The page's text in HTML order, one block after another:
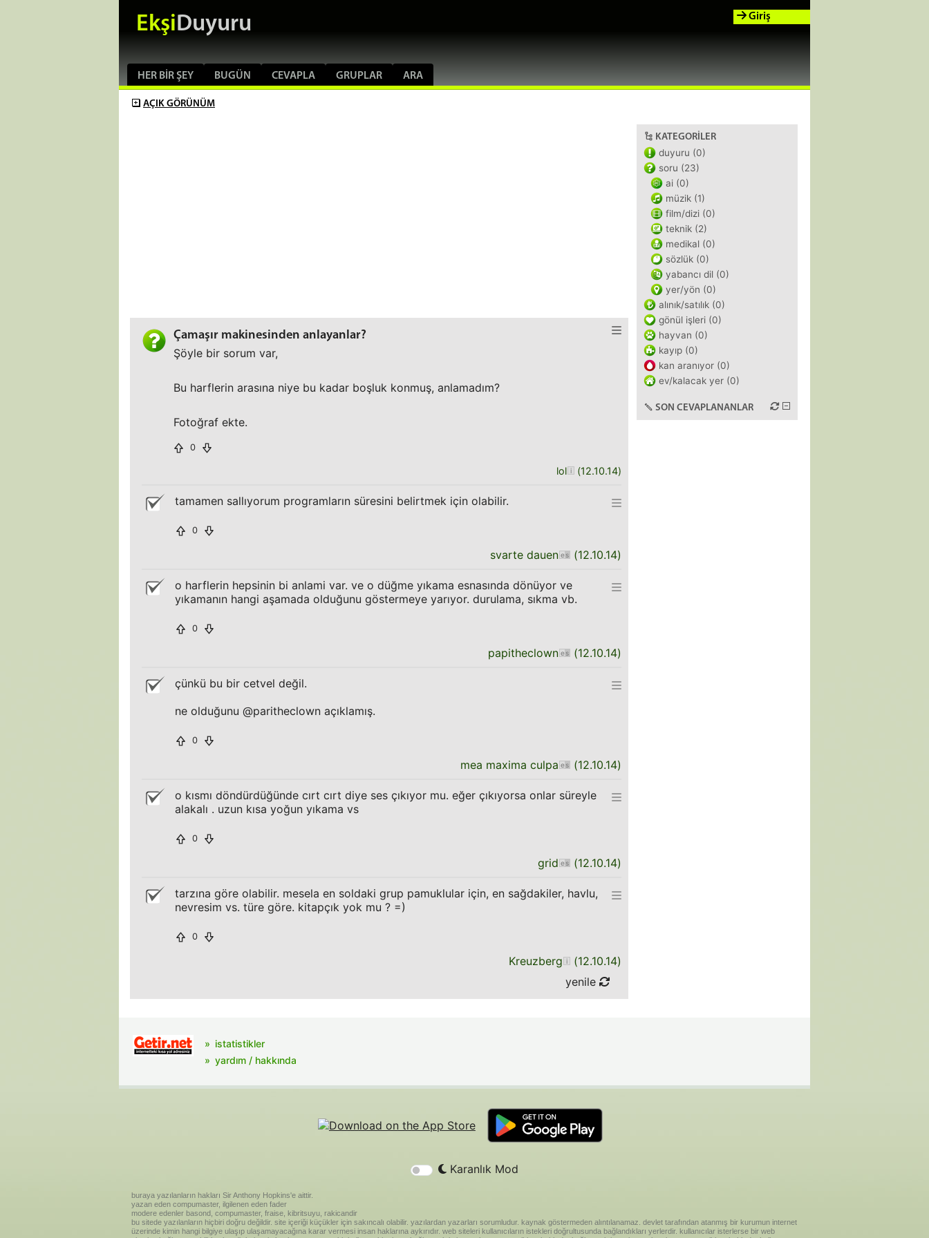
EkşiDuyuru
HER BIR ŞEY BUGÜN CEVAPLA GRUPLAR ARA
Giriş
AÇIK GÖRÜNÜM
Çamaşır makinesinden anlayanlar?
Şöyle bir sorum var,
Bu harflerin arasına niye bu kadar boşluk konmuş, anlamadım?
Fotoğraf ekte.
0
lol (12.10.14)
tamamen sallıyorum programların süresini belirtmek için olabilir.
0
svarte dauen (12.10.14)
o harflerin hepsinin bi anlami var. ve o düğme yıkama esnasında dönüyor ve
yıkamanın hangi aşamada olduğunu göstermeye yarıyor. durulama, sıkma vb.
0
papitheclown (12.10.14)
çünkü bu bir cetvel değil.
ne olduğunu @paritheclown açıklamış.
0
mea maxima culpa (12.10.14)
o kısmı döndürdüğünde cırt cırt diye ses çıkıyor mu. eğer çıkıyorsa onlar süreyle
alakalı . uzun kısa yoğun yıkama vs
0
grid (12.10.14)
tarzına göre olabilir. mesela en soldaki grup pamuklular için, en sağdakiler, havlu,
nevresim vs. türe göre. kitapçık yok mu ? =)
0
Kreuzberg (12.10.14)
yenile
KATEGORILER
duyuru (0)
soru (23)
ai (0)
müzik (1)
film/dizi (0)
teknik (2)
medikal (0)
sözlük (0)
yabancı dil (0)
yer/yön (0)
alınık/satılık (0)
gönül işleri (0)
hayvan (0)
kayıp (0)
kan aranıyor (0)
ev/kalacak yer (0)
SON CEVAPLANANLAR
istatistikler
yardım / hakkında
Karanlık Mod
buraya yazılanların hakları Sir Anthony Hopkins'e aittir.
yazan eden compumaster, ilgilenen eden fader
modere edenler basond, compumaster, fraise, kibritsuyu, rakicandir
bu sitede yazılanların hiçbiri doğru değildir. site içeriği küçükler için sakıncalı olabilir. yazılardan yazarları sorumludur. kaynak göstermeden alıntılanamaz. devlet tarafından atanmış bir kurumun internet
üzerinde kimin hangi bilgiye ulaşıp ulaşamayacağına karar vermesi insan haklarına aykırıdır. web siteleri kullanıcıların istekleri doğrultusunda bağlandıkları yerlerdir. kullanıcılar isterlerse bir web